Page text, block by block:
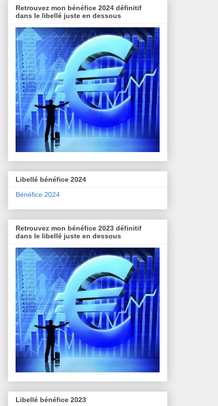
Retrouvez mon bénéfice 2024 définitif
dans le libellé juste en dessous
Libellé bénéfice 2024
Bénéfice 2024
Retrouvez mon bénéfice 2023 définitif
dans le libellé juste en dessous
Libellé bénéfice 2023